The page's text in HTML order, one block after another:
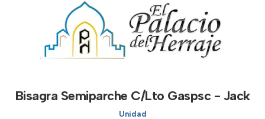
Bisagra Semiparche C/Lto Gaspsc - Jack
Unidad